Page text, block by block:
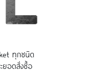
ทุกชนิด
ยอดสั่งซื้อ